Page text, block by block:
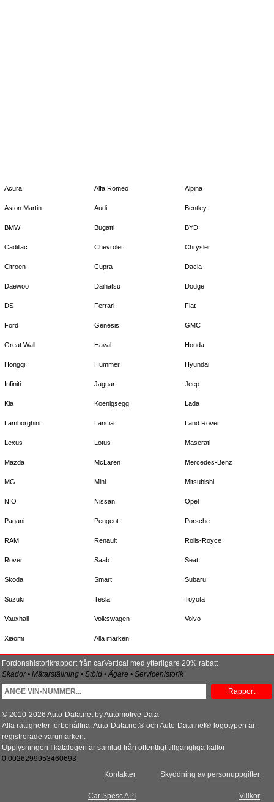
Acura Alfa Romeo Alpina
Aston Martin Audi Bentley
BMW Bugatti BYD
Cadillac Chevrolet Chrysler
Citroen Cupra Dacia
Daewoo Daihatsu Dodge
DS Ferrari Fiat
Ford Genesis GMC
Great Wall Haval Honda
Hongqi Hummer Hyundai
Infiniti Jaguar Jeep
Kia Koenigsegg Lada
Lamborghini Lancia Land Rover
Lexus Lotus Maserati
Mazda McLaren Mercedes-Benz
MG Mini Mitsubishi
NIO Nissan Opel
Pagani Peugeot Porsche
RAM Renault Rolls-Royce
Rover Saab Seat
Skoda Smart Subaru
Suzuki Tesla Toyota
Vauxhall Volkswagen Volvo
Xiaomi Alla märken
Fordonshistorikrapport från carVertical med ytterligare 20% rabatt
Skador • Mätarställning • Stöld • Ägare • Servicehistorik
Rapport
© 2010-2026 Auto-Data.net by Automotive Data
Alla rättigheter förbehållna. Auto-Data.net® och Auto-Data.net®-logotypen är
registrerade varumärken.
Upplysningen I katalogen är samlad från offentligt tillgängliga källor
0.0026299953460693
Skyddning av personuppgifter
Villkor
Kontakter
Car Spesc API